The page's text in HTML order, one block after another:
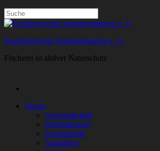
Fischereiverein Sommershausen e. V.
Fischerei ist aktiver Naturschutz
Verein
Vorstandschaft
Informationen
Fangstatistik
Aufnahme